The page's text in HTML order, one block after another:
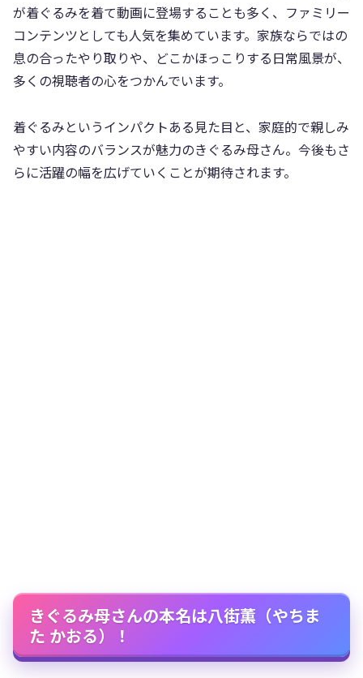
が着ぐるみを着て動画に登場することも多く、ファミリー
コンテンツとしても人気を集めています。家族ならではの
息の合ったやり取りや、どこかほっこりする日常風景が、
多くの視聴者の心をつかんでいます。
着ぐるみというインパクトある見た目と、家庭的で親しみ
やすい内容のバランスが魅力のきぐるみ母さん。今後もさ
らに活躍の幅を広げていくことが期待されます。
きぐるみ母さんの本名は八街薫（やちま
た かおる）！